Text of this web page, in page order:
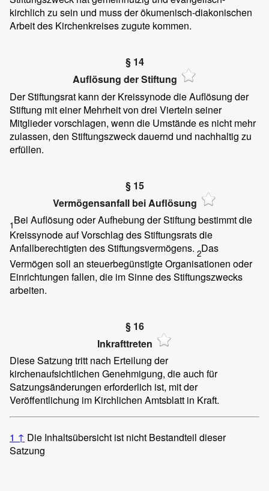
kirchlich zu sein und muss der ökumenisch-diakonischen
Arbeit des Kirchenkreises zugute kommen.
§ 14
Auflösung der Stiftung
Der Stiftungsrat kann der Kreissynode die Auflösung der
Stiftung mit einer Mehrheit von drei Vierteln seiner
Mitglieder vorschlagen, wenn die Umstände es nicht mehr
zulassen, den Stiftungszweck dauernd und nachhaltig zu
erfüllen.
§ 15
Vermögensanfall bei Auflösung
1Bei Auflösung oder Aufhebung der Stiftung bestimmt die
Kreissynode auf Vorschlag des Stiftungsrats die
Anfallberechtigten des Stiftungsvermögens. 2Das
Vermögen soll an steuerbegünstigte Organisationen oder
Einrichtungen fallen, die im Sinne des Stiftungszwecks
arbeiten.
§ 16
Inkrafttreten
Diese Satzung tritt nach Erteilung der
kirchenaufsichtlichen Genehmigung, die auch für
Satzungsänderungen erforderlich ist, mit der
Veröffentlichung im Kirchlichen Amtsblatt in Kraft.
1 ↑ Die Inhaltsübersicht ist nicht Bestandteil dieser
Satzung